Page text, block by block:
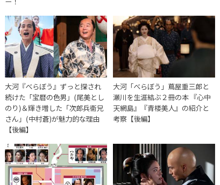
大河『べらぼう』ずっと探され
続けた「宝暦の色男」(尾美とし
のり)＆輝き増した「次郎兵衞兄
さん」(中村蒼)が魅力的な理由
【後編】
大河「べらぼう」蔦屋重三郎と
瀬川を生涯結ぶ２冊の本 『心中
天網島』『青楼美人』の紹介と
考察【後編】